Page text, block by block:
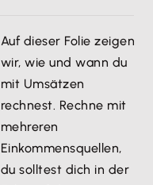
Auf dieser Folie zeigen
wir, wie und wann du
mit Umsätzen
rechnest. Rechne mit
mehreren
Einkommensquellen,
du solltest dich in der